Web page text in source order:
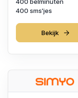
400 sms'jes
Bekijk